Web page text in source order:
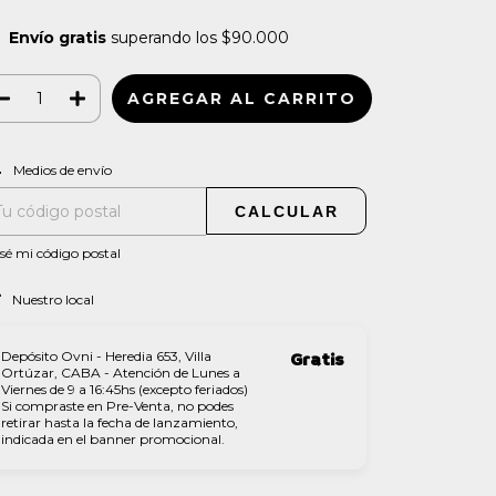
Envío gratis superando los $90.000
para el CP:
Medios de envío
CALCULAR
mi código postal
Nuestro local
Depósito Ovni - Heredia 653, Villa
Ortúzar, CABA - Atención de Lunes a
Viernes de 9 a 16:45hs (excepto feriados)
Si compraste en Pre-Venta, no podes
retirar hasta la fecha de lanzamiento,
indicada en el banner promocional.
Gratis